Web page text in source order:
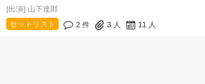
[出演] 山下達郎
セットリスト
2 件 3人 11 人